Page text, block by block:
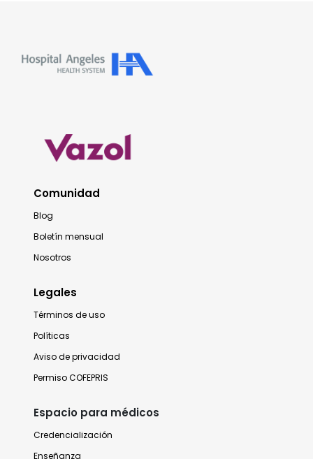
Comunidad
Blog
Boletín mensual
Nosotros
Legales
Términos de uso
Políticas
Aviso de privacidad
Permiso COFEPRIS
Espacio para médicos
Credencialización
Enseñanza